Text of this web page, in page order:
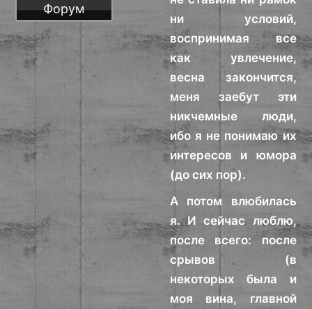
ни условий,
воспринимая все
как увлечение,
весна закончится,
меня заебут эти
никчемные люди,
ибо я не понимаю их
интересов и юмора
(до сих пор).
А потом влюбилась
я. И сейчас люблю,
после всего: после
срывов (в
некоторых была и
моя вина, главной
Форум